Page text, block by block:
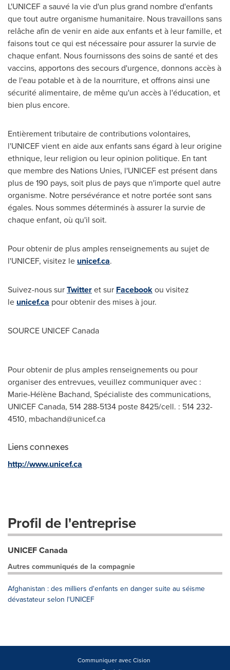
L'UNICEF a sauvé la vie d'un plus grand nombre d'enfants
que tout autre organisme humanitaire. Nous travaillons sans
relâche afin de venir en aide aux enfants et à leur famille, et
faisons tout ce qui est nécessaire pour assurer la survie de
chaque enfant. Nous fournissons des soins de santé et des
vaccins, apportons des secours d'urgence, donnons accès à
de l'eau potable et à de la nourriture, et offrons ainsi une
sécurité alimentaire, de même qu'un accès à l'éducation, et
bien plus encore.
Entièrement tributaire de contributions volontaires,
l'UNICEF vient en aide aux enfants sans égard à leur origine
ethnique, leur religion ou leur opinion politique. En tant
que membre des Nations Unies, l'UNICEF est présent dans
plus de 190 pays, soit plus de pays que n'importe quel autre
organisme. Notre persévérance et notre portée sont sans
égales. Nous sommes déterminés à assurer la survie de
chaque enfant, où qu'il soit.
Pour obtenir de plus amples renseignements au sujet de
l'UNICEF, visitez le unicef.ca.
Suivez-nous surTwitteret sur Facebookou visitez
le unicef.ca pour obtenir des mises à jour.
SOURCE UNICEF Canada
Pour obtenir de plus amples renseignements ou pour
organiser des entrevues, veuillez communiquer avec :
Marie-Hélène Bachand, Spécialiste des communications,
UNICEF Canada, 514 288-5134 poste 8425/cell. : 514 232-
4510, mbachand@unicef.ca
Liens connexes
http://www.unicef.ca
Profil de l'entreprise
UNICEF Canada
Autres communiqués de la compagnie
Afghanistan : des milliers d'enfants en danger suite au séisme
dévastateur selon l'UNICEF
Communiquer avec Cision